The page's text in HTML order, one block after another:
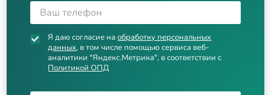
Я даю согласие наобработку персональных
данных, в том числе помощью сервиса веб-
аналитики "Яндекс.Метрика", в соответствии с
Политикой ОПД